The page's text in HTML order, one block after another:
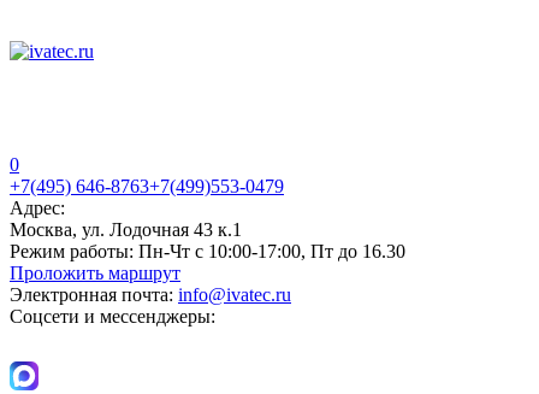
0
+7(495) 646-8763+7(499)553-0479
Адрес:
Москва, ул. Лодочная 43 к.1
Режим работы: Пн-Чт с 10:00-17:00, Пт до 16.30
Проложить маршрут
Электронная почта: info@ivatec.ru
Соцсети и мессенджеры: